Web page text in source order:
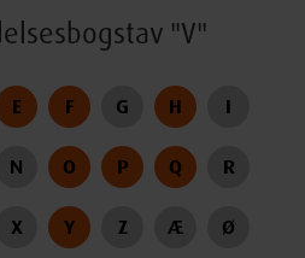
"V"
E F G H I
N O P Q R
X Y Z Æ Ø